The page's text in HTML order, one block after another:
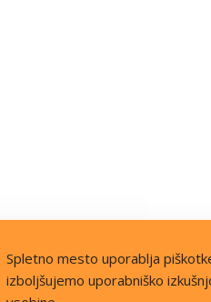
Spletno mesto uporablja
izboljšujemo uporabniško